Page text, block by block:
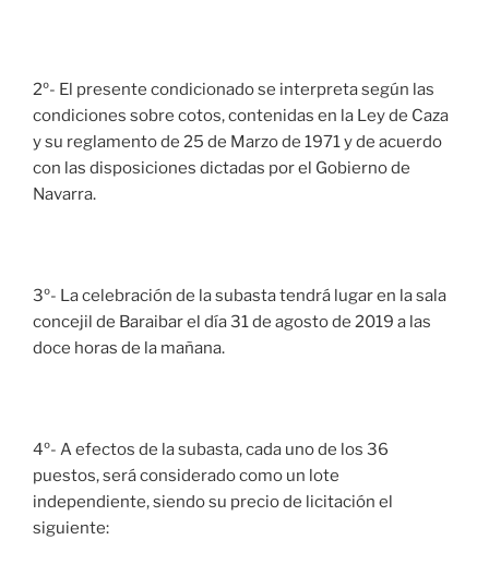
2º- El presente condicionado se interpreta según las
condiciones sobre cotos, contenidas en la Ley de Caza
y su reglamento de 25 de Marzo de 1971 y de acuerdo
con las disposiciones dictadas por el Gobierno de
Navarra.
3º- La celebración de la subasta tendrá lugar en la sala
concejil de Baraibar el día 31 de agosto de 2019 a las
doce horas de la mañana.
4º- A efectos de la subasta, cada uno de los 36
puestos, será considerado como un lote
independiente, siendo su precio de licitación el
siguiente: